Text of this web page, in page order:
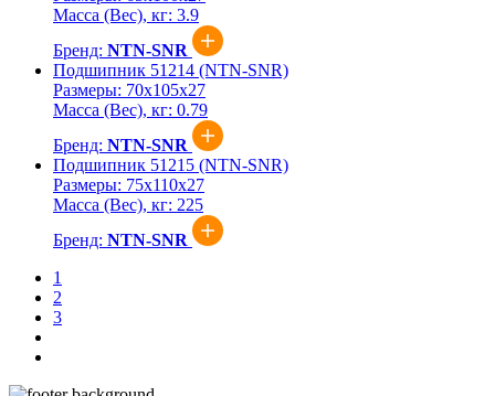
Масса (Вес), кг: 3.9
Бренд: NTN-SNR
Подшипник 51214 (NTN-SNR)
Размеры: 70x105x27
Масса (Вес), кг: 0.79
Бренд: NTN-SNR
Подшипник 51215 (NTN-SNR)
Размеры: 75x110x27
Масса (Вес), кг: 225
Бренд: NTN-SNR
1
2
3